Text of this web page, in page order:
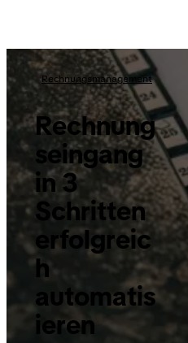
Rechnungsmanagement
Rechnung
seingang
in 3
Schritten
erfolgreic
h
automatis
ieren